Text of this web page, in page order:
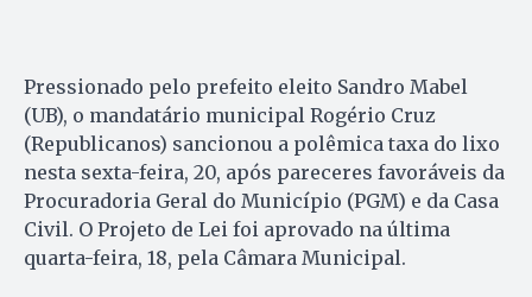
Pressionado pelo prefeito eleito Sandro Mabel
(UB), o mandatário municipal Rogério Cruz
(Republicanos) sancionou a polêmica taxa do lixo
nesta sexta-feira, 20, após pareceres favoráveis da
Procuradoria Geral do Município (PGM) e da Casa
Civil. O Projeto de Lei foi aprovado na última
quarta-feira, 18, pela Câmara Municipal.